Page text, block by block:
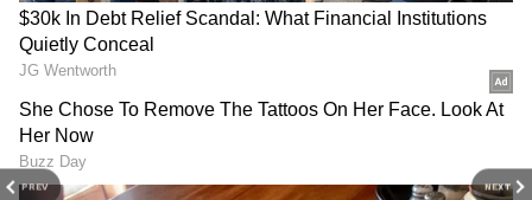
PREV NEXT
మొదలెడుతుంది.. వాళ్ళు శౌర్యని ఎక్కడ ఇవ్వాలో అని
ఇల్లు ఖాళీ చేసి వెళ్లిపోయారు అని లబోదిబో అని
ఏడుస్తుంది. కార్తీక్ ఇల్లు చూద్దాం పద ఏదైనా ఆచూకీ
దొరుకుతుందేమో అని లోపలికి వెళ్తారు.